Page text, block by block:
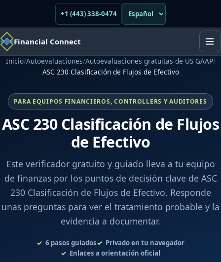
+1 (443) 338-0474
Financial Connect
Inicio/Autoevaluaciones/Autoevaluaciones gratuitas de US GAAP/
ASC 230 Clasificación de Flujos de Efectivo
PARA EQUIPOS FINANCIEROS, CONTROLLERS Y AUDITORES
ASC 230 Clasificación de Flujos
de Efectivo
Este verificador gratuito y guiado lleva a tu equipo
de finanzas por los puntos de decisión clave de ASC
230 Clasificación de Flujos de Efectivo. Responde
unas preguntas para ver el tratamiento probable y la
evidencia a documentar.
6 pasos guiados
Privado en tu navegador
Enlaces a orientación oficial